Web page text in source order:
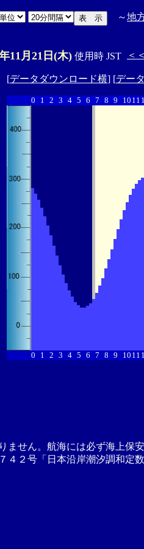
～地
11月21日(木) 使用時 JST ＜＜
[データダウンロード横] [デー
0 1 2 3 4 5 6 7 8 9 10 11
0 1 2 3 4 5 6 7 8 9 10 11
せん。航海には必ず海上保
２号「日本沿岸潮汐調和定